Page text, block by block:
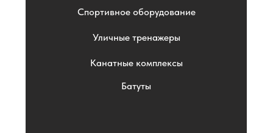
Спортивное оборудование
Уличные тренажеры
Канатные комплексы
Батуты